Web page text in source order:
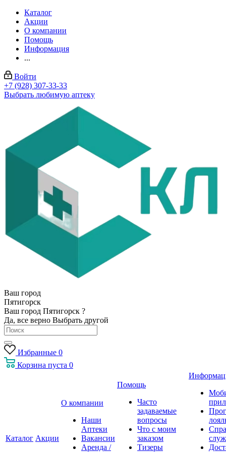
Каталог
Акции
О компании
Помощь
Информация
...
Войти
+7 (928) 307-33-33
Выбрать любимую аптеку
Ваш город
Пятигорск
Ваш город Пятигорск ?
Да, все верно Выбрать другой
Избранные 0
Корзина пуста 0
Каталог Акции
О компании
Наши
Аптеки
Вакансии
Аренда /
Помощь
Часто
задаваемые
вопросы
Что с моим
заказом
Тизеры